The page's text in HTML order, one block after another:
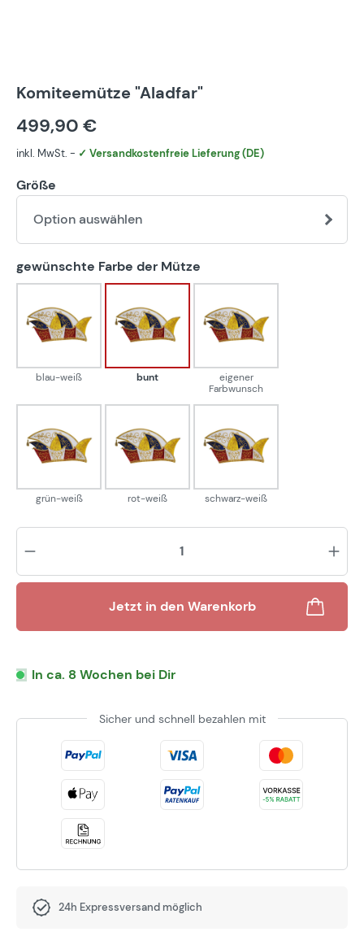
Komiteemütze "Aladfar"
499,90 €
inkl. MwSt. - ✓ Versandkostenfreie Lieferung (DE)
Größe
Option auswählen
gewünschte Farbe der Mütze
blau-weiß
blau-weiß
bunt
bunt
eigener Farbwunsch
eigener
Farbwunsch
grün-weiß
grün-weiß
rot-weiß
rot-weiß
schwarz-weiß
schwarz-weiß
Jetzt in den Warenkorb
In ca. 8 Wochen bei Dir
Sicher und schnell bezahlen mit
24h Expressversand möglich